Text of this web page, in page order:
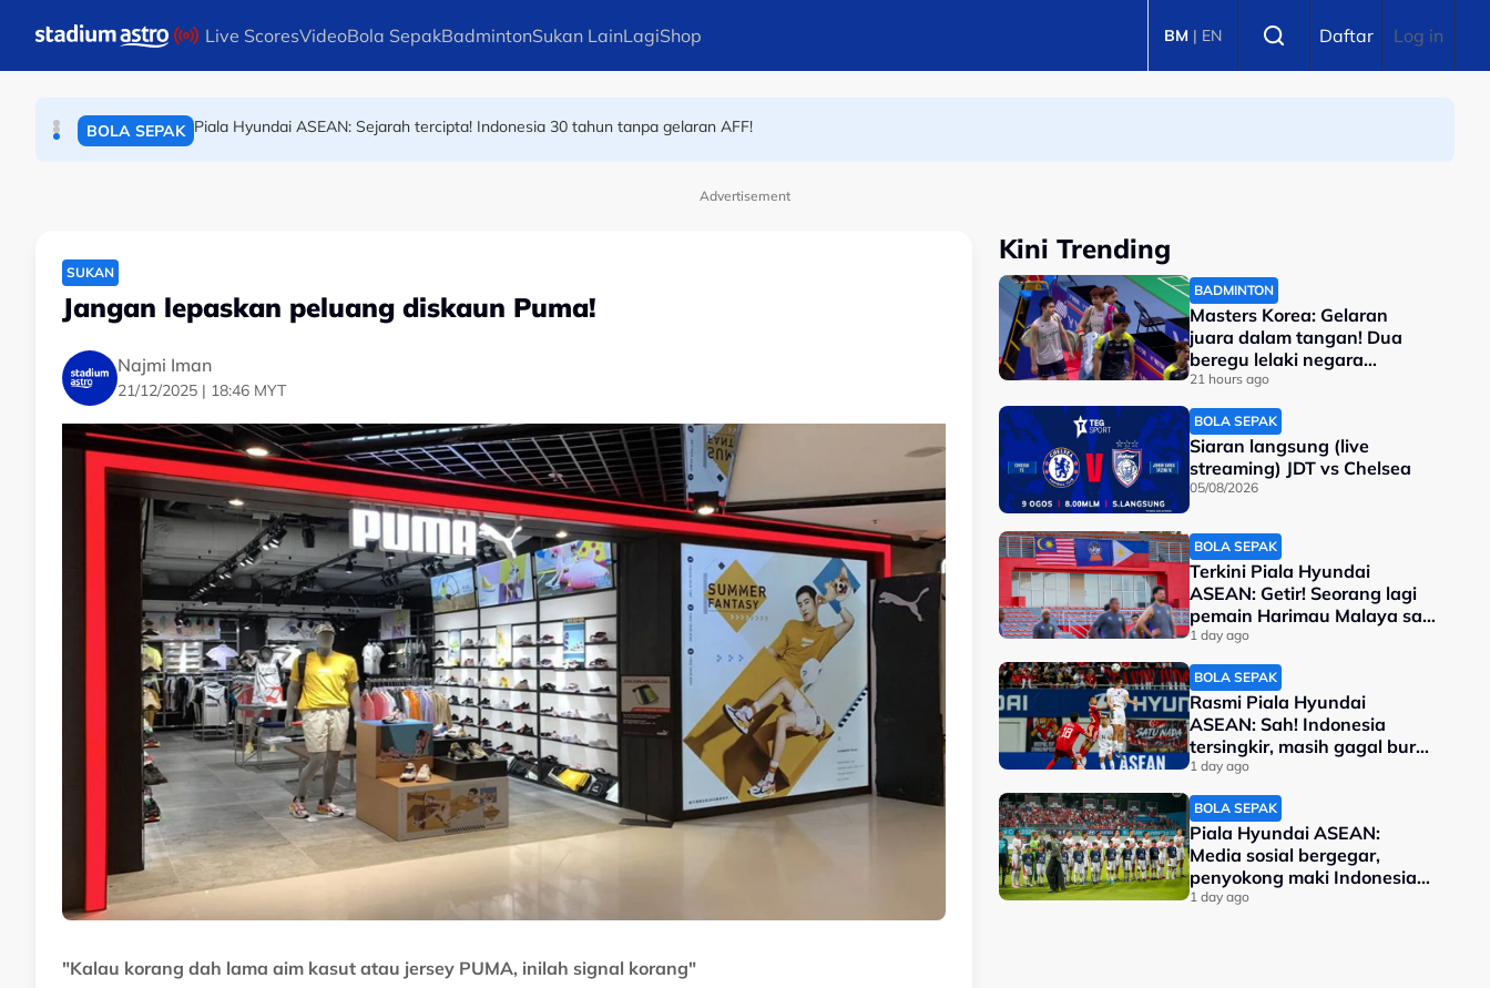
Live ScoresVideoBola SepakBadmintonSukan LainLagiShop BM | EN Daftar Log in
BOLA SEPAK
BOLA SEPAK Keraian bawa padah! Lompat papan iklan jatuh dalam terowong, gol batal
Advertisement
SUKAN
Jangan lepaskan peluang diskaun Puma!
Najmi Iman
21/12/2025 | 18:46 MYT
"Kalau korang dah lama aim kasut atau jersey PUMA, inilah signal korang"
Kini Trending
BADMINTON
Masters Korea: Gelaran
juara dalam tangan! Dua
beregu lelaki negara
berentap di final
21 hours ago
BOLA SEPAK
Siaran langsung (live
streaming) JDT vs Chelsea
05/08/2026
BOLA SEPAK
Terkini Piala Hyundai
ASEAN: Getir! Seorang lagi
pemain Harimau Malaya sah
terkeluar
1 day ago
BOLA SEPAK
Rasmi Piala Hyundai
ASEAN: Sah! Indonesia
tersingkir, masih gagal buru
kejuaraan
1 day ago
BOLA SEPAK
Piala Hyundai ASEAN:
Media sosial bergegar,
penyokong maki Indonesia
malu kalah
1 day ago